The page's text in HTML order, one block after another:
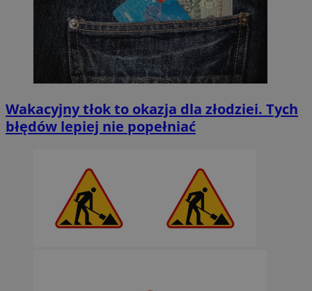
Wakacyjny tłok to okazja dla złodziei. Tych
błędów lepiej nie popełniać